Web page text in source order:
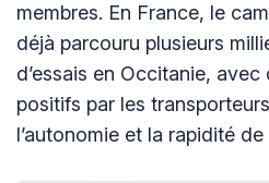
membres. En France, le
déjà parcouru plusieurs
d’essais en Occitanie,
positifs par les
l’autonomie et la rapidité